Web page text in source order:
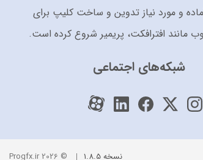
و مورد نیاز تدوین و ساخت کلیپ برای
مانند افترافکت، پریمیر شروع کرده است.
شبکه‌های اجتماعی
نسخه 1.8.5 © 2026 Progfx.ir